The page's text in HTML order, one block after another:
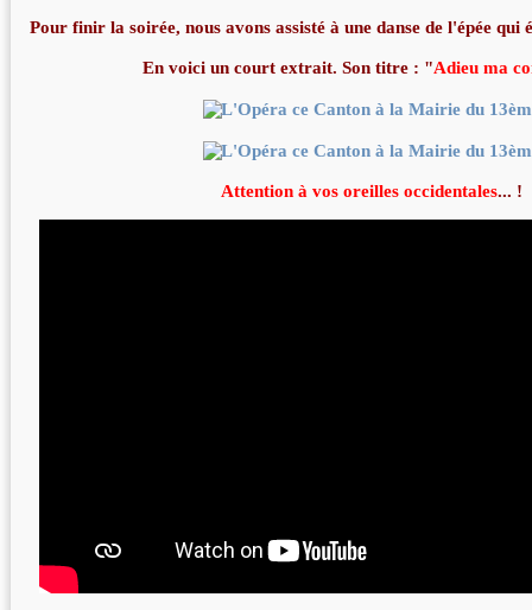
Pour finir la soirée, nous avons assisté à une danse de l'épée qui
En voici un court extrait. Son titre : "Adieu ma
Attention à vos oreilles occidentales... !